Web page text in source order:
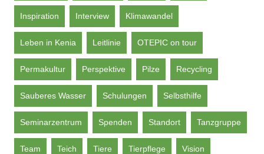
Inspiration Interview Klimawandel
Leben in Kenia Leitlinie OTEPIC on tour
Permakultur Perspektive Pilze Recycling
Sauberes Wasser Schulungen Selbsthilfe
Seminarzentrum Spenden Standort Tanzgruppe
Team Teich Tiere Tierpflege Vision